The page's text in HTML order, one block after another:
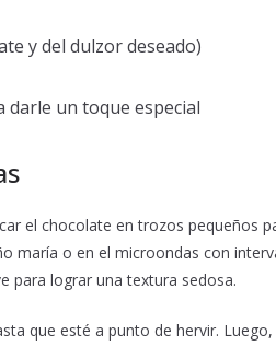
y del dulzor deseado)
darle un toque especial
el chocolate en trozos pequeños
maría o en el microondas con
para lograr una textura sedosa.
que esté a punto de hervir.